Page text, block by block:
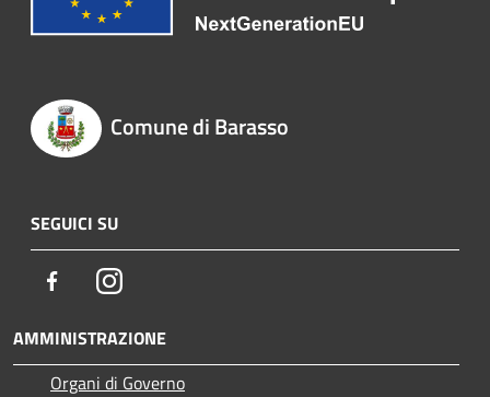
Comune di Barasso
SEGUICI SU
FacebookInstagram
AMMINISTRAZIONE
Organi di Governo